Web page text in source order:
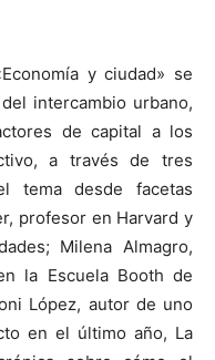
y ciudad» se
intercambio urbano,
de capital a los
a través de tres
tema desde facetas
profesor en Harvard y
Milena Almagro,
la Escuela Booth de
López, autor de uno
en el último año, La